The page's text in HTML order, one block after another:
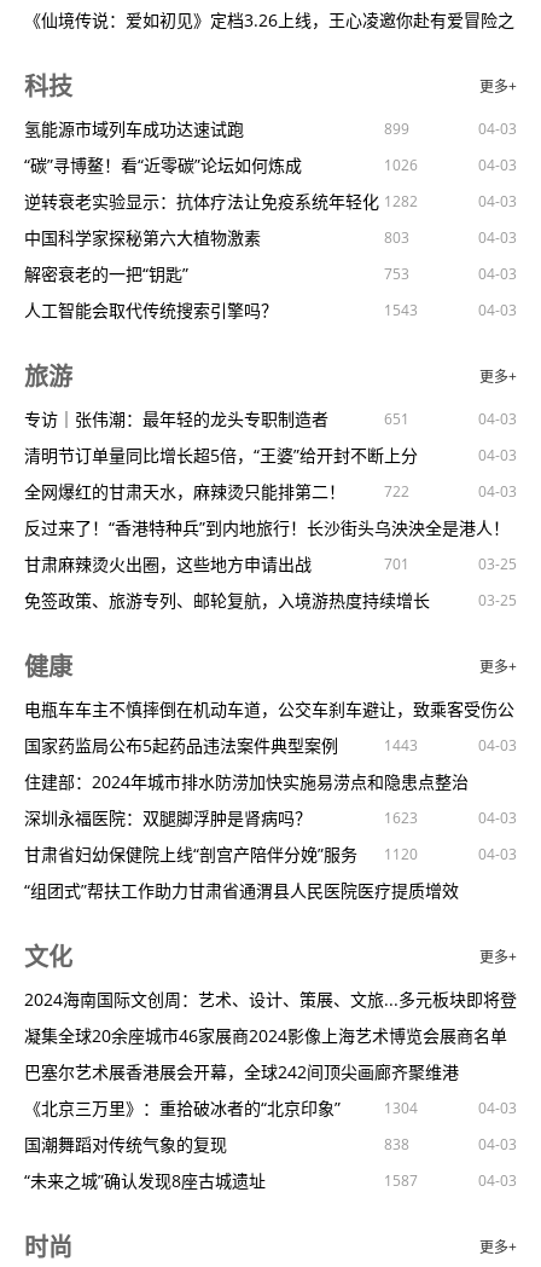
869
孙杨妻子张豆豆疑似已生产被偶遇逛街变瘦明显 03-25
508
美王欣瑜逆转决胜盘送隐形蛋首进大满贯16强 09-03
646
意甲吉鲁点射莱奥倒钩卢卡库首秀AC米兰21罗马
09-03
[新浪彩票]足彩第23110期大势：那不勒斯防平局
09-03
[新浪彩票]足彩第23110期冷热指数：亚特兰大防冷
09-03
[新浪彩票]足彩第23110期任九：曼城皇马主胜稳
09-03
[新浪彩票]足彩第23110期盈亏指数：拜仁客胜稳
09-03
官方：曼联1000万租借阿姆巴特拉买断费2500万
09-03
佬牛足彩：拜仁客胜不稳那不勒斯防大冷 09-03
869
03-25
1128
欧盟发布首份防务产业战略，防务自主迈出关键一步
03-25
美国络上的这个黑话，与我们中国人有关 03-25
美民主党大佬猛批内塔尼亚胡是“中东和平主要障碍”，后者回击！
03-25
937
起底菲律宾如何与美国记者勾结“卖惨” 03-25
1188
赖清德指示台湾自造潜艇后续7艘潜艇应一批造好，岛内军事专家
称是
03-25
1710
蓄意攻击还是“误伤”？英防相专机被干扰，“导航战”成焦点
03-25
特朗普立场“软化”：如果各成员国出钱公平，就100%支持北约
03-25
927
欧洲“核自主”论调再起，说说而已还是真的可行？
03-25
留给特朗普的时间不多了 03-25
布林肯访菲期间宣称美对菲防务承诺坚如磐石，我使馆：奉劝美方
不要在
03-25
1106
海地动荡，谁“种下的恶果”？美国前驻海地大使：与美国脱不了干
系
03-25
1344
印军海空奔袭两千公里，“让中国看看谁是老大！”
03-25
589
中国出招，精准打击“奥库斯”！ 03-25
697
她已从公众视野消失三个月，韩媒追问“第一夫人”去哪儿了？
03-25
1062
“史无前例地向中国展示武力”之后，美国空军的高超音速导弹彻底
03-25
努力让造纸产业更绿色（讲述·弘扬科学家精神） 03-25
1131
中外学者古都共议教育新发展西安交大校长：教育应该走在时代的
前列
03-25
1317
推动科技类社会团体学术自律自净 03-25
1091
杭州发布中考新政：全省统一命题分配生不再由学校推荐
03-25
美国华盛顿州中学生启程来华交流 03-25
653
年轻人热衷“泡”在文化馆 03-25
1256
刘林委员：建议加快建立高水平的职教第三方评价制度2024年全
国两会
香港中文大学（深圳）庆祝建校十周年 03-25
702
大思政课优秀案例征集活动启动 03-25
北京科技大学把思政课搬上情景剧舞台 03-25
1048
东南大学：打造思政“金课”培育时代新人 03-25
784
发挥地域特色共学共研共享 03-25
696
山东大学：创新思政教学“圈粉”青年学子 03-25
1002
陕西：推进大中小学思政教育一体化 03-25
789
我国儿童青少年近视率呈下降趋势 03-25
939
基于新原理的光化学反应能效提高10倍 03-25
做乡村振兴的“育种人” 03-25
1186
让童书可观可感 03-25
1225
高校图书馆怎样提升吸引力 781
青海省博物馆推出AR研学教育活动让文物“活”起来
03-25
搭建大平台，办好思政课 03-25
1366
专家：少年儿童睡眠状况对成长发育至关重要 1237
440
《仙境传说：爱如初见》定档3.26上线，王心凌邀你赴有爱冒险之
03-25
光子参展GDC2024，展示全球化战略布局新思考
03-25
《魔兽世界》坚守订阅价20年不变，筑牢玩家社区
03-25
英伟达策略调整：为RTX50系列畅销铺垫，减产RTX40系列显卡
03-25
837
《博德之门3》将推出更易用的MOD工具，拉瑞安调整创作策略
03-25
773
《战地风云2042》赛季7“转折点”现已推出 03-25
952
新人免费开箱站大全CS2（csgo）良心的开箱站分享推荐
03-25
一加Ace3V挑战中端手机护眼冠军，成就1.5K护眼直屏新标杆
自CS2到来后都有哪些良心开箱，新手推荐 03-25
数码宝贝周年纪念——首家官方店铺震撼开业！！
03-25
《最终幻想7：重生》3D同人图！蒂法爱丽丝尤菲太性感了吧！
03-25
688
一场跨越千年的开拓之旅，《世界启元》野蛮测试今日开启！
03-25
653
《GTA6》获前顽皮狗开发者高度评价：技术与创新跨越《最后的
生还者
03-25
946
超神必备雷克沙：雷克沙2024高校电竞挑战赛正式开启！
03-25
《壳之少女》续作《虚之少女》4月19日发售支持中文！
03-25
V社：隆重推出Steam家庭整合功能Steam家庭全新升级！
03-25
1183
恐怖射击游戏《量子误差》续作《量子态》公布发售日期待定！
03-25
1207
《小丑牌》风靡全球！发售一个月销量超过了100万套！
03-25
520
PS5Pro更多规格外泄：CPU、内存带宽小幅度提升！
传《GTA6》将于2025年2月18日发售距今已不到一年时间！
03-25
627
动作音游名作《HiFiRUSH》登陆PS5实体版下半年发售
03-25
988
《幻兽帕鲁》玩家心中的宠儿：揭晓最受喜爱的帕鲁TOP10
《黑神话：悟空》在B站预约开启！9.9分五星好评！
03-16
1132
即CSGO升级为CS2后95buff重磅回归 03-16
885
《原神》插花任务怎么做？花影瑶庭其四插花任务摆放位置汇总！
1272
消息称《最终幻想9重制版》或为Switch2独占！1210
进阶厨房，从“净”开始：华帝重新定义厨电体验 03-16
474
《幻兽帕鲁》正在招募玩家进行封闭测试，共筑游戏完善之路
03-16
1115
《绝地潜兵2》‘遥遥领先’通行证带来高科技武器盛宴！
03-16
科技 更多+
氢能源市域列车成功达速试跑 04-03
899
“碳”寻博鳌！看“近零碳”论坛如何炼成 04-03
1026
逆转衰老实验显示：抗体疗法让免疫系统年轻化 04-03
1282
中国科学家探秘第六大植物激素 04-03
803
解密衰老的一把“钥匙” 04-03
753
人工智能会取代传统搜索引擎吗？ 04-03
1543
新型结直肠癌免疫治疗药物研发成功 04-03
人工智能开启气象预测新纪元 04-03
1432
北京长城脚下开建无人驾驶航空示范区 04-03
956
改个扩展名，图片格式就变了？ 04-03
1204
居家使用燃气需要注意什么？安全指南请查收！ 04-03
863
研究表明形成长期记忆的确很“烧脑” 04-03
1409
“奇葩”香水是如何制成的 04-03
1590
耵聍的自述 04-03
大地磁暴为何频发对日常生活有何影响 04-03
683
科研人员提出新的热亚矮星形成机制 04-03
631
中国科学家首次观察到引力子激发 1023
“超级光盘”诞生记：存储容量超普通硬盘百倍 04-03
1136
制造业阔步迈向未来 04-03
1339
专家谈“X疾病”：不必恐慌保持警醒积极应对 1607
8个动作帮你高效燃脂拥有健康体重 04-03
放风筝能治颈椎病？这事靠谱！ 04-03
1592
上春山，采春茶，警惕蜱虫叮咬 04-03
1049
缓步动物蛋白或助人类抗衰老 672
在博鳌，近距离体验“近零碳” 04-03
1451
世界孤独症关注日：“星星的孩子”老了怎么办？ 04-03
804
有高血压喝咖啡悠着点 04-03
811
秒懂科学｜麻辣烫怎么吃更健康？ 04-03
旅游 更多+
专访｜张伟潮：最年轻的龙头专职制造者 04-03
651
清明节订单量同比增长超5倍，“王婆”给开封不断上分
04-03
全网爆红的甘肃天水，麻辣烫只能排第二！ 04-03
722
反过来了！“香港特种兵”到内地旅行！长沙街头乌泱泱全是港人！
04-03
762
甘肃麻辣烫火出圈，这些地方申请出战 03-25
701
免签政策、旅游专列、邮轮复航，入境游热度持续增长
03-25
百团万人游助力省旅发大会萤火虫水洞·地下大峡谷又“火”出圈
03-25
695
水乡周庄春日影像诗：一半书香，一半烟火 03-25
871
中国入境游迎来“小阳春” 03-16
674
玉渊潭公园湿地导赏预约时间调整 631
贵州贵阳：金色花海迎春来 03-16
632
初春金山岭奇观：百雁穿长城被这农民摄影师拍到
03-16
1584
贵州丹寨：春光美引客来 711
湖北宜昌：春到三峡 03-13
他们的愿望都被一一实现！上海迪士尼度假区为第200个罹患儿童
愿望
755
世园会绛溪河综合治理即将全面完工，四川最宽人工瀑布月底亮相
成都
03-11
663
新加坡旅游局瞄准中国西南市场：将提供更多便利与更好体验
03-11
704
春日香港繁花绽放 03-09
774
报告：女性撑起旅游市场“半边天”，带父母旅行占比为男性的2倍
03-09
656
预警！无锡这些地方…马上人山人海！ 03-09
633
03-08
看完阮经天咔咔杀人，从此我们都是新造的人 03-08
健康 更多+
电瓶车车主不慎摔倒在机动车道，公交车刹车避让，致乘客受伤公
交车司
1273
国家药监局公布5起药品违法案件典型案例 04-03
1443
住建部：2024年城市排水防涝加快实施易涝点和隐患点整治
04-03
819
深圳永福医院：双腿脚浮肿是肾病吗？ 04-03
1623
甘肃省妇幼保健院上线“剖宫产陪伴分娩”服务 04-03
1120
“组团式”帮扶工作助力甘肃省通渭县人民医院医疗提质增效
04-03
专家提醒这几类人易患药物性肾病 04-03
山东将启动实施工伤保险省内异地就医直接结算 04-03
1026
便秘也是病 04-03
1466
缓解春困有妙招这些方法请查收 1309
河南禹州：税惠“良方”为中医药产业添动力 04-03
778
河北省传统文化教育学会中医药文化传播工作委员会在石成立
04-03
761
三部门印发国家卫生应急队伍管理办法 04-03
1638
市场监管总局鼓励优化食品包装标签 04-03
文化 更多+
2024海南国际文创周：艺术、设计、策展、文旅...多元板块即将登
陆
1562
凝集全球20余座城市46家展商2024影像上海艺术博览会展商名单
公布
04-03
894
巴塞尔艺术展香港展会开幕，全球242间顶尖画廊齐聚维港
04-03
760
《北京三万里》：重拾破冰者的“北京印象” 04-03
1304
国潮舞蹈对传统气象的复现 04-03
838
“未来之城”确认发现8座古城遗址 04-03
1587
广西“三月三”期间多家4A级以上景区推出门票半价活动
04-03
时尚 更多+